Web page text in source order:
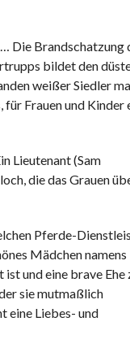
Die Brandschatzung
bildet den
weißer Siedler
Frauen und Kinder
Lieutenant (Sam
die das Grauen
Pferde-
Mädchen
und eine brave Ehe
sie mutmaßlich
eine Liebes- und